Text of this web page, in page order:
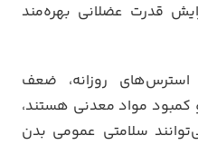
قدرت عضلانی بهره‌مند
روزانه، ضعف
مواد معدنی هستند،
سلامتی عمومی بدن